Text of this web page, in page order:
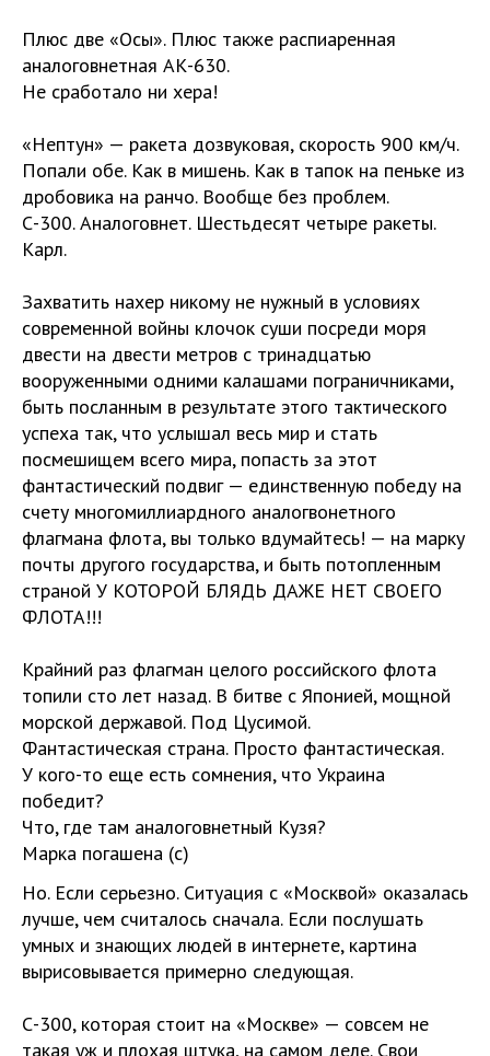
Плюс две «Осы». Плюс также распиаренная
аналоговнетная АК-630.
Не сработало ни хера!
«Нептун» — ракета дозвуковая, скорость 900 км/ч.
Попали обе. Как в мишень. Как в тапок на пеньке из
дробовика на ранчо. Вообще без проблем.
С-300. Аналоговнет. Шестьдесят четыре ракеты.
Карл.
Захватить нахер никому не нужный в условиях
современной войны клочок суши посреди моря
двести на двести метров с тринадцатью
вооруженными одними калашами пограничниками,
быть посланным в результате этого тактического
успеха так, что услышал весь мир и стать
посмешищем всего мира, попасть за этот
фантастический подвиг — единственную победу на
счету многомиллиардного аналогвонетного
флагмана флота, вы только вдумайтесь! — на марку
почты другого государства, и быть потопленным
страной У КОТОРОЙ БЛЯДЬ ДАЖЕ НЕТ СВОЕГО
ФЛОТА!!!
Крайний раз флагман целого российского флота
топили сто лет назад. В битве с Японией, мощной
морской державой. Под Цусимой.
Фантастическая страна. Просто фантастическая.
У кого-то еще есть сомнения, что Украина
победит?
Что, где там аналоговнетный Кузя?
Марка погашена (с)
Но. Если серьезно. Ситуация с «Москвой» оказалась
лучше, чем считалось сначала. Если послушать
умных и знающих людей в интернете, картина
вырисовывается примерно следующая.
С-300, которая стоит на «Москве» — совсем не
такая уж и плохая штука, на самом деле. Свои